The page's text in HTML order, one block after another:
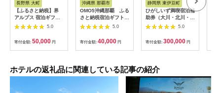
長野県 大町
【ふるさと納税】界
アルプス 宿泊ギフト
券（15,000円分）
【星野リゾート】
5.0
寄付金額: 50,000 円
沖縄県 那覇市
OMO5沖縄那覇 ふる
さと納税宿泊ギフト券
(12,000円)
5.0
寄付金額: 40,000 円
静岡県 東伊豆町
ひがしいず満喫宿泊補
助券（大川・北川・熱
川・片瀬・白田・稲取
5.0
寄付金額: 300,000 円
ホテルの返礼品に関連している記事の紹介